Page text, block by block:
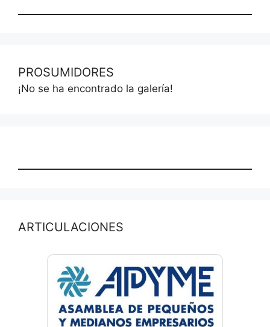
PROSUMIDORES
¡No se ha encontrado la galería!
ARTICULACIONES